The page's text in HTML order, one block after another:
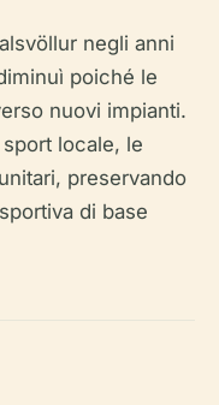
negli anni
poiché le
nuovi impianti.
locale, le
preservando
di base